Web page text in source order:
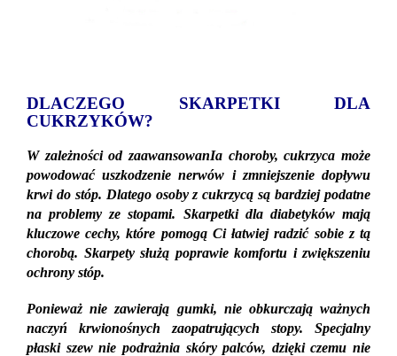
DLACZEGO SKARPETKI DLA
CUKRZYKÓW?
W zależności od zaawansowanIa choroby, cukrzyca może
powodować uszkodzenie nerwów i zmniejszenie dopływu
krwi do stóp. Dlatego osoby z cukrzycą są bardziej podatne
na problemy ze stopami. Skarpetki dla diabetyków mają
kluczowe cechy, które pomogą Ci łatwiej radzić sobie z tą
chorobą. Skarpety służą poprawie komfortu i zwiększeniu
ochrony stóp.
Ponieważ nie zawierają gumki, nie obkurczają ważnych
naczyń krwionośnych zaopatrujących stopy. Specjalny
płaski szew nie podrażnia skóry palców, dzięki czemu nie